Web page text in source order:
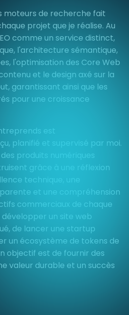
moteurs de recherche fait
projet que je réalise. Au
comme un service distinct,
l'architecture sémantique,
l'optimisation des Core Web
et le design axé sur la
garantissant ainsi que les
pour une croissance
est
planifié et supervisé par moi.
produits numériques
grâce à une réflexion
technique, une
et une compréhension
commerciaux de chaque
développer un site web
de lancer une startup
un écosystème de tokens de
objectif est de fournir des
valeur durable et un succès